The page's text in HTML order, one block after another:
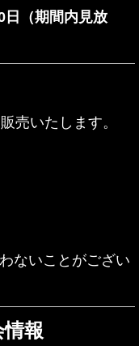
日（期間内見放
売いたします。
ないことがござい
報